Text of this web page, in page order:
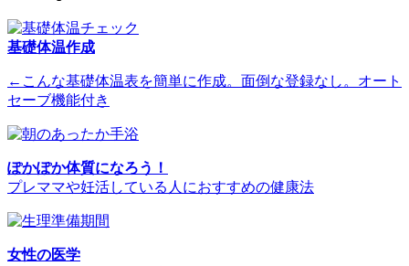
基礎体温作成
←こんな基礎体温表を簡単に作成。面倒な登録なし。オート
セーブ機能付き
ぽかぽか体質になろう！
プレママや妊活している人におすすめの健康法
女性の医学